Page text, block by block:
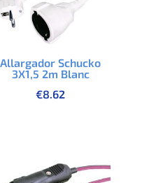
Allargador Schucko
3X1,5 2m Blanc
€8.62